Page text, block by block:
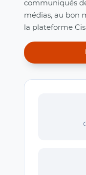
communiqués
médias, au bon
la plateforme